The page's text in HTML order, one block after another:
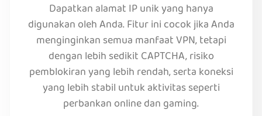
Dapatkan alamat IP unik yang hanya
digunakan oleh Anda. Fitur ini cocok jika Anda
menginginkan semua manfaat VPN, tetapi
dengan lebih sedikit CAPTCHA, risiko
pemblokiran yang lebih rendah, serta koneksi
yang lebih stabil untuk aktivitas seperti
perbankan online dan gaming.